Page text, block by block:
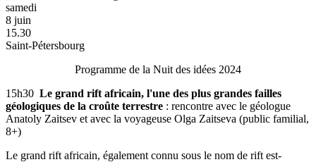
samedi
8 juin
15.30
Saint-Pétersbourg
Programme de la Nuit des idées 2024
15h30 Le grand rift africain, l'une des plus grandes failles
géologiques de la croûte terrestre : rencontre avec le géologue
Anatoly Zaitsev et avec la voyageuse Olga Zaitseva (public familial,
8+)
Le grand rift africain, également connu sous le nom de rift est-